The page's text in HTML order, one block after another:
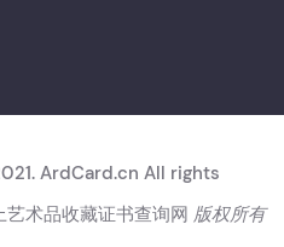
ArdCard.cn All rights
艺术品收藏证书查询网 版权所有